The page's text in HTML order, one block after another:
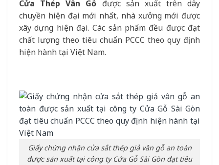
Cửa Thép Vân Gỗ được sản xuất trên dây
chuyền hiện đại mới nhất, nhà xưởng mới được
xây dựng hiện đại. Các sản phẩm đều được đạt
chất lượng theo tiêu chuẩn PCCC theo quy định
hiện hành tại Việt Nam.
Giấy chứng nhận cửa sắt thép giả vân gỗ an toàn
được sản xuất tại công ty Cửa Gỗ Sài Gòn đạt tiêu